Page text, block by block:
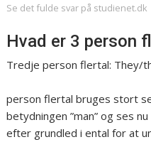
Se det fulde svar på studienet.dk
Hvad er 3 person
Tredje person flertal: They/
person flertal bruges stort
betydningen ”man” og ses
efter grundled i ental for at